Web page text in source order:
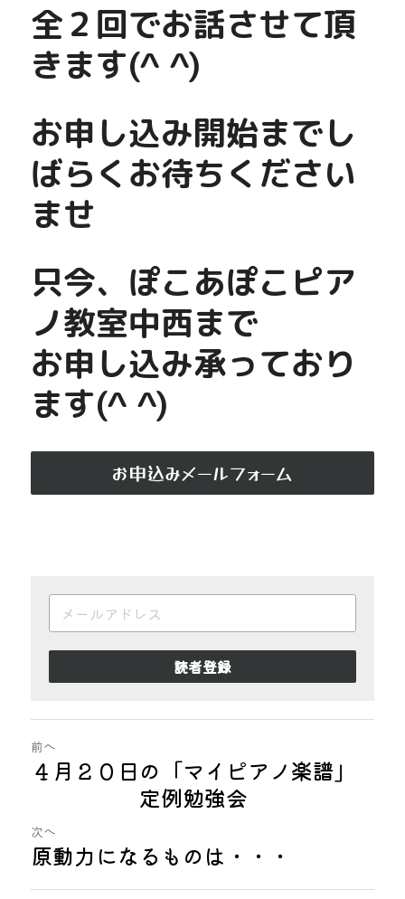
全２回でお話させて頂
きます(^ ^)
お申し込み開始までし
ばらくお待ちください
ませ
只今、ぽこあぽこピア
ノ教室中西まで
お申し込み承っており
ます(^ ^)
お申込みメールフォーム
読者登録
前へ
４月２０日の「マイピアノ楽譜」
定例勉強会
次へ
原動力になるものは・・・